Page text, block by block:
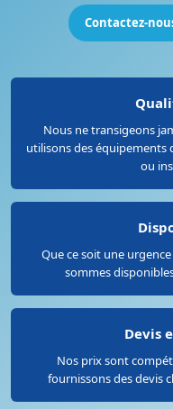
Contactez-
Nous ne transigeons
utilisons des
ou
Que ce soit une
sommes
Devis
Nos prix sont
fournissons des devis